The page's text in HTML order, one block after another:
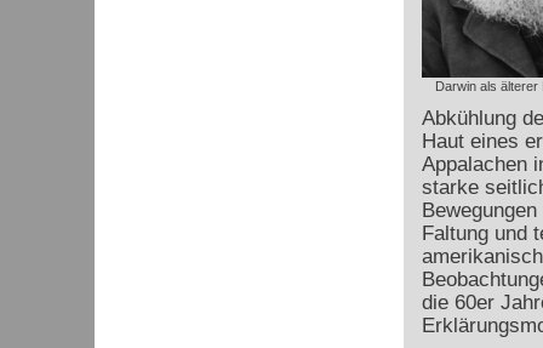
Darwin als älterer
Abkühlung
Haut eines
Appalachen
starke
Faltung und
die 60er